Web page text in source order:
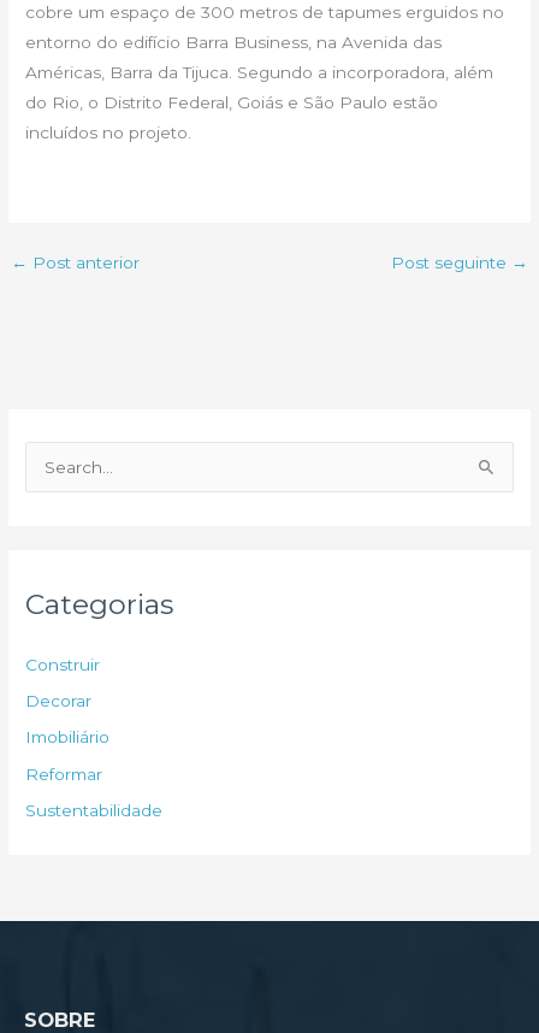
cobre um espaço de 300 metros de tapumes erguidos no
entorno do edifício Barra Business, na Avenida das
Américas, Barra da Tijuca. Segundo a incorporadora, além
do Rio, o Distrito Federal, Goiás e São Paulo estão
incluídos no projeto.
← Post anterior Post seguinte →
e
p
o
r
Categorias
Construir
Decorar
Imobiliário
Reformar
Sustentabilidade
SOBRE